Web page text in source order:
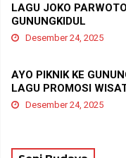
LAGU JOKO
GUNUNGKIDUL
Desember 24, 2025
AYO PIKNIK KE
LAGU PROMOSI
Desember 24, 2025